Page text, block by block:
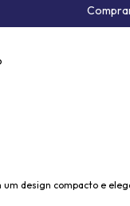
design compacto e